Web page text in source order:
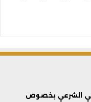
الشرعي بخصوص